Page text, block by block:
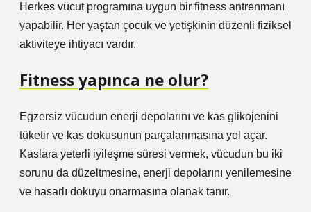
Herkes vücut programına uygun bir fitness antrenmanı
yapabilir. Her yaştan çocuk ve yetişkinin düzenli fiziksel
aktiviteye ihtiyacı vardır.
Fitness yapınca ne olur?
Egzersiz vücudun enerji depolarını ve kas glikojenini
tüketir ve kas dokusunun parçalanmasına yol açar.
Kaslara yeterli iyileşme süresi vermek, vücudun bu iki
sorunu da düzeltmesine, enerji depolarını yenilemesine
ve hasarlı dokuyu onarmasına olanak tanır.